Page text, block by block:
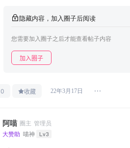
隐藏内容，加入圈子后阅读
您需要加入圈子之后才能查看帖子内容
加入圈子
0 收藏 22年3月17日
阿喵 圈主 管理员
大赞助 喵神 Lv3